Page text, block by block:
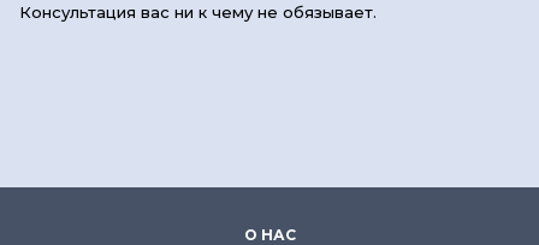
Консультация вас ни к чему не обязывает.
О НАС